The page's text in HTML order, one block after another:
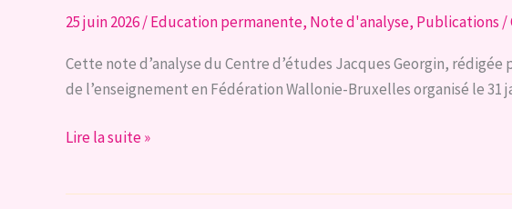
25 juin 2026/Education permanente, Note d'analyse, Publications /
Cette note d’analyse du Centre d’études Jacques Georgin,
de l’enseignement en Fédération Wallonie-Bruxelles organisé le 31
Note
Lire la suite »